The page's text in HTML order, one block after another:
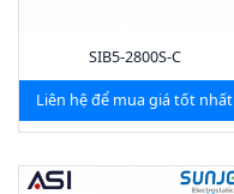
SIB5-2800S-C
Liên hệ để mua giá tốt nhất